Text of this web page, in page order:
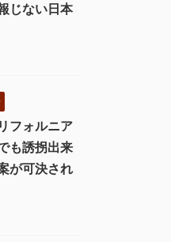
じない日本
フォルニア
も誘拐出来
が可決され